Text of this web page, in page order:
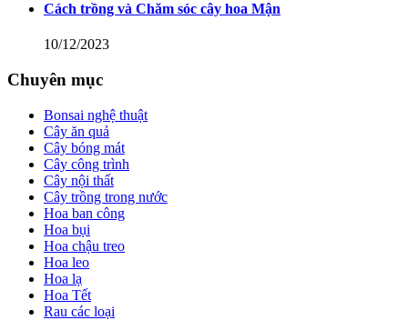
Cách trồng và Chăm sóc cây hoa Mận
10/12/2023
Chuyên mục
Bonsai nghệ thuật
Cây ăn quả
Cây bóng mát
Cây công trình
Cây nội thất
Cây trồng trong nước
Hoa ban công
Hoa bụi
Hoa chậu treo
Hoa leo
Hoa lạ
Hoa Tết
Rau các loại